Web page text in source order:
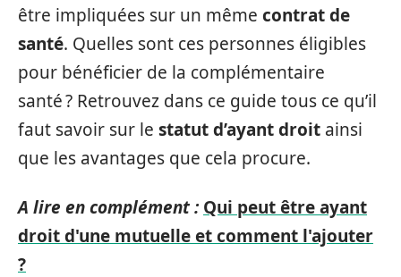
être impliquées sur un même contrat de
santé. Quelles sont ces personnes éligibles
pour bénéficier de la complémentaire
santé ? Retrouvez dans ce guide tous ce qu’il
faut savoir sur le statut d’ayant droit ainsi
que les avantages que cela procure.
A lire en complément : Qui peut être ayant
droit d'une mutuelle et comment l'ajouter
?